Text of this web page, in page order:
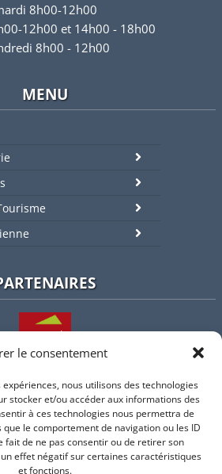
le consentement
nous utilisons des technologies
stocker et/ou accéder aux informations des
à ces technologies nous permettra de
le comportement de navigation ou les ID
fait de ne pas consentir ou de retirer son
effet négatif sur certaines caractéristiques
et fonctions.
8h00-12h00
12h00 et 14h00 - 18h00
8h00 - 12h00
MENU
Intramuros